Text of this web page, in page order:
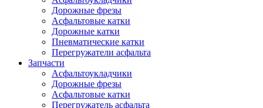
Дорожные фрезы
Асфальтовые катки
Дорожные катки
Пневматические катки
Перегружатели асфальта
Запчасти
Асфальтоукладчики
Дорожные фрезы
Асфальтовые катки
Перегружатель асфальта